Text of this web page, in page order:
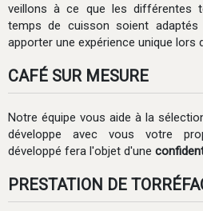
veillons à ce que les différentes
temps de cuisson soient
apporter une expérience unique lors
CAFÉ SUR MESURE
Notre équipe vous aide à la
développe avec vous votre
développé fera l'objet d'une
PRESTATION DE